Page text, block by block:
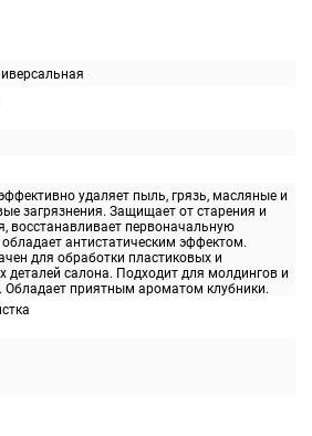
удаляет пыль, грязь, масляные и
загрязнения. Защищает от старения и
восстанавливает первоначальную
обладает антистатическим эффектом.
для обработки пластиковых и
деталей салона. Подходит для молдингов и
Обладает приятным ароматом клубники.